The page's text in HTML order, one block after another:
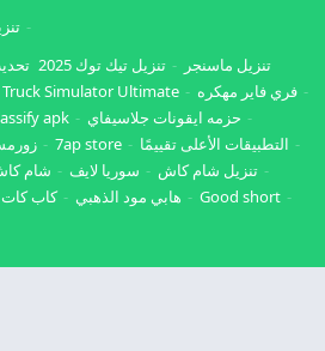
تنزيل ماسنجر تنزيل تيك توك 2025
فري فاير مهكره
Truck Simulator Ultimate مهكره
حزمه ايقونات جلاسيفاي
apk
التطبيقات الأعلى تقييمًا
7ap store
تنزيل شام كاش
سوريا لايف شام
Good short
هابي مود الذهبي كاب كات